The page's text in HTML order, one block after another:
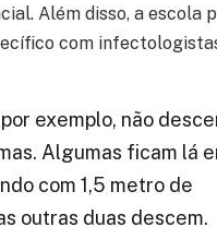
Além disso, a escola
com
exemplo, não
Algumas ficam lá
com 1,5 metro de
outras duas descem.